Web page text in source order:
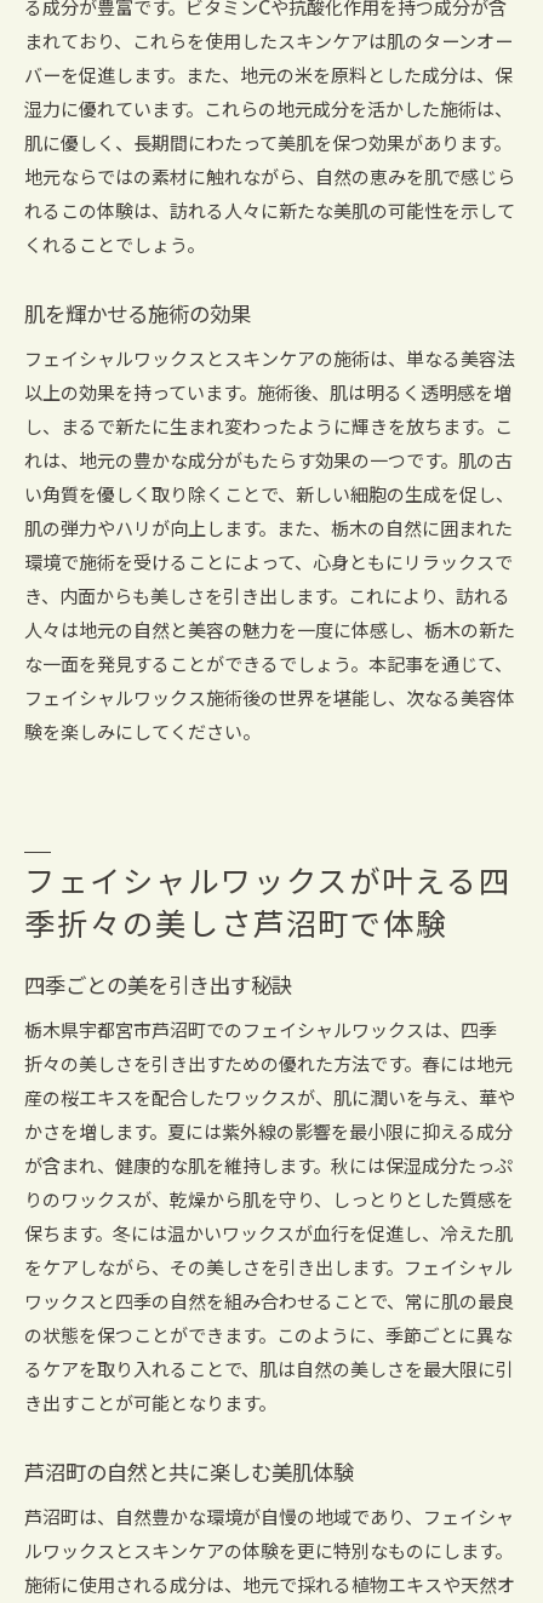
る成分が豊富です。ビタミンCや抗酸化作用を持つ成分が含
まれており、これらを使用したスキンケアは肌のターンオー
バーを促進します。また、地元の米を原料とした成分は、保
湿力に優れています。これらの地元成分を活かした施術は、
肌に優しく、長期間にわたって美肌を保つ効果があります。
地元ならではの素材に触れながら、自然の恵みを肌で感じら
れるこの体験は、訪れる人々に新たな美肌の可能性を示して
くれることでしょう。
肌を輝かせる施術の効果
フェイシャルワックスとスキンケアの施術は、単なる美容法
以上の効果を持っています。施術後、肌は明るく透明感を増
し、まるで新たに生まれ変わったように輝きを放ちます。こ
れは、地元の豊かな成分がもたらす効果の一つです。肌の古
い角質を優しく取り除くことで、新しい細胞の生成を促し、
肌の弾力やハリが向上します。また、栃木の自然に囲まれた
環境で施術を受けることによって、心身ともにリラックスで
き、内面からも美しさを引き出します。これにより、訪れる
人々は地元の自然と美容の魅力を一度に体感し、栃木の新た
な一面を発見することができるでしょう。本記事を通じて、
フェイシャルワックス施術後の世界を堪能し、次なる美容体
験を楽しみにしてください。
フェイシャルワックスが叶える四
季折々の美しさ芦沼町で体験
四季ごとの美を引き出す秘訣
栃木県宇都宮市芦沼町でのフェイシャルワックスは、四季
折々の美しさを引き出すための優れた方法です。春には地元
産の桜エキスを配合したワックスが、肌に潤いを与え、華や
かさを増します。夏には紫外線の影響を最小限に抑える成分
が含まれ、健康的な肌を維持します。秋には保湿成分たっぷ
りのワックスが、乾燥から肌を守り、しっとりとした質感を
保ちます。冬には温かいワックスが血行を促進し、冷えた肌
をケアしながら、その美しさを引き出します。フェイシャル
ワックスと四季の自然を組み合わせることで、常に肌の最良
の状態を保つことができます。このように、季節ごとに異な
るケアを取り入れることで、肌は自然の美しさを最大限に引
き出すことが可能となります。
芦沼町の自然と共に楽しむ美肌体験
芦沼町は、自然豊かな環境が自慢の地域であり、フェイシャ
ルワックスとスキンケアの体験を更に特別なものにします。
施術に使用される成分は、地元で採れる植物エキスや天然オ